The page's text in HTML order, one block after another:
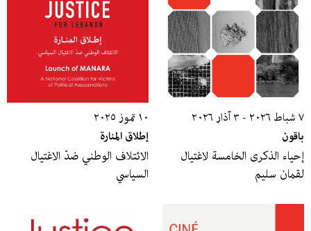
٧ شباط ٢٠٢٦ - ٣ آذار ٢٠٢٦
باقون
إحياء الذكرى الخامسة لاغتيال
لقمان سليم
١٠ تموز ٢٠٢٥
إطلاق المنارة
الائتلاف الوطني ضدّ الاغتيال
السياسي